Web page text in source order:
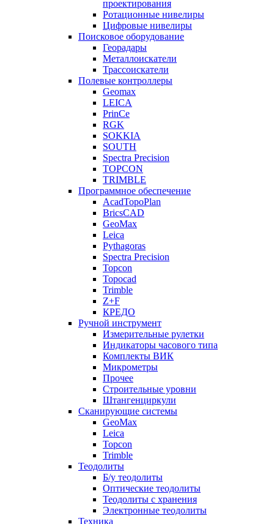
проектирования
Ротационные нивелиры
Цифровые нивелиры
Поисковое оборудование
Георадары
Металлоискатели
Трассоискатели
Полевые контроллеры
Geomax
LEICA
PrinCe
RGK
SOKKIA
SOUTH
Spectra Precision
TOPCON
TRIMBLE
Программное обеспечение
AcadTopoPlan
BricsCAD
GeoMax
Leica
Pythagoras
Spectra Precision
Topcon
Topocad
Trimble
Z+F
КРЕДО
Ручной инструмент
Измерительные рулетки
Индикаторы часового типа
Комплекты ВИК
Микрометры
Прочее
Строительные уровни
Штангенциркули
Сканирующие системы
GeoMax
Leica
Topcon
Trimble
Теодолиты
Б/у теодолиты
Оптические теодолиты
Теодолиты с хранения
Электронные теодолиты
Техника